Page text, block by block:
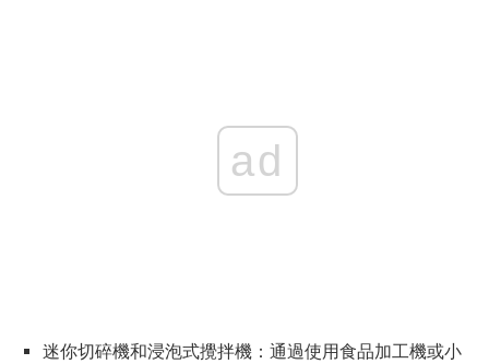
ad
迷你切碎機和浸泡式攪拌機：通過使用食品加工機或小